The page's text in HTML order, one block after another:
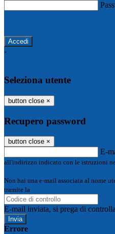
-
Seleziona utente
button close ×
Recupero password
button close ×
E-
all'indirizzo indicato con le istruzioni
Non hai una e-mail associata al nome
tramite la
E-mail inviata, si prega di
Errore